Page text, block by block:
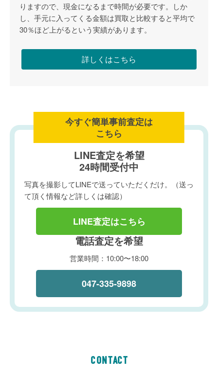
りますので、現金になるまで時間が必要です。しか
し、手元に入ってくる金額は買取と比較すると平均で
30％ほど上がるという実績があります。
詳しくはこちら
今すぐ簡単事前査定は
こちら
LINE査定を希望
24時間受付中
写真を撮影してLINEで送っていただくだけ。（送っ
て頂く情報など詳しくは確認）
LINE査定はこちら
電話査定を希望
営業時間：10:00〜18:00
047-335-9898
CONTACT